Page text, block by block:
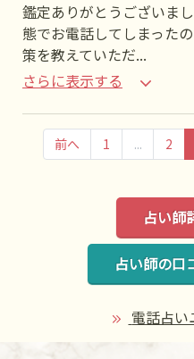
鑑定ありがとうございま
態でお電話してしまった
策を教えていただ...
さらに表示する
前へ 1 ... 2
占い師
占い師の口
電話占い